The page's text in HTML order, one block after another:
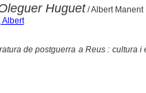
Huguet/ Albert Manent
Albert
de postguerra a Reus : cultura i